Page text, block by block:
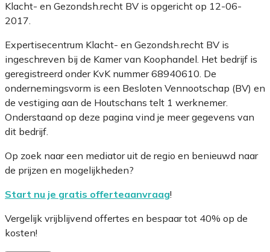
Klacht- en Gezondsh.recht BV is opgericht op 12-06-
2017.
Expertisecentrum Klacht- en Gezondsh.recht BV is
ingeschreven bij de Kamer van Koophandel. Het bedrijf is
geregistreerd onder KvK nummer 68940610. De
ondernemingsvorm is een Besloten Vennootschap (BV) en
de vestiging aan de Houtschans telt 1 werknemer.
Onderstaand op deze pagina vind je meer gegevens van
dit bedrijf.
Op zoek naar een mediator uit de regio en benieuwd naar
de prijzen en mogelijkheden?
Start nu je gratis offerteaanvraag!
Vergelijk vrijblijvend offertes en bespaar tot 40% op de
kosten!